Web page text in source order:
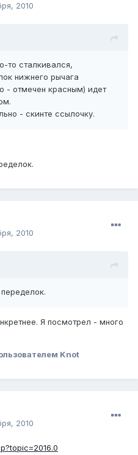
2010
то сталкивался,
нижнего рычага
- отмечен красным) идет
- скинте ссылочку.
2010
Я посмотрел - много
Knot
2010